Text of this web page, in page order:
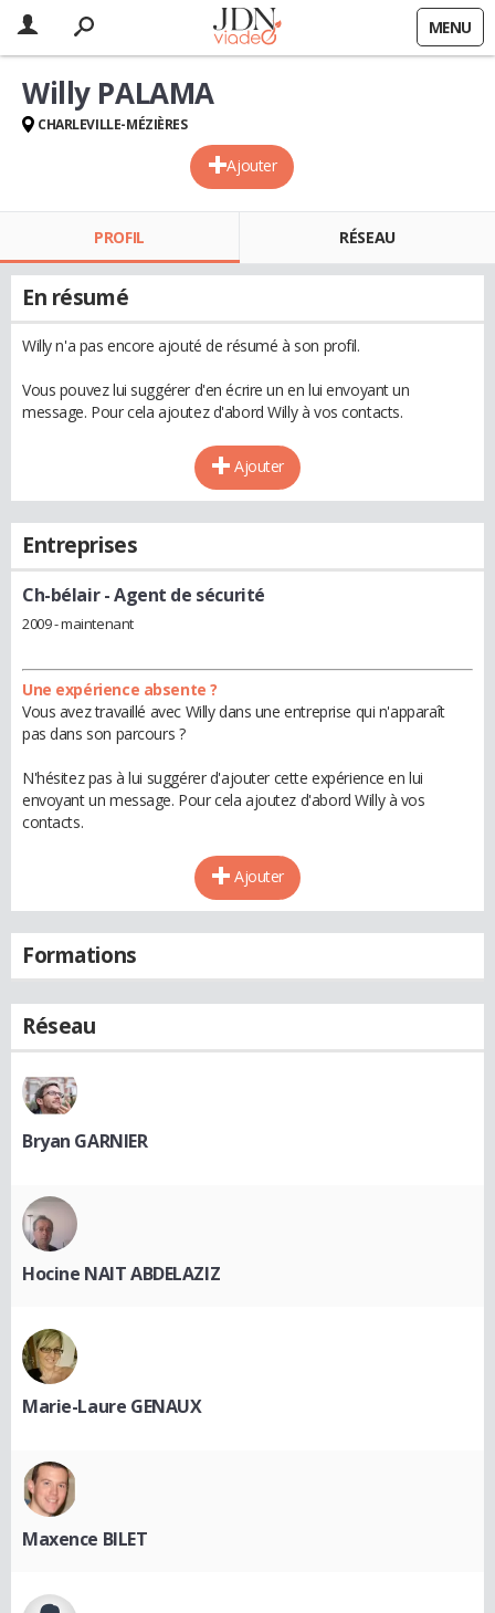
MENU
Ajouter
Willy PALAMA
CHARLEVILLE-MÉZIÈRES
PROFIL RÉSEAU
En résumé
Willy n'a pas encore ajouté de résumé à son profil.
Vous pouvez lui suggérer d'en écrire un en lui envoyant un
message. Pour cela ajoutez d'abord Willy à vos contacts.
Ajouter
Entreprises
Ch-bélair- Agent de sécurité
2009 - maintenant
Une expérience absente ?
Vous avez travaillé avec Willy dans une entreprise qui n'apparaît
pas dans son parcours ?
N'hésitez pas à lui suggérer d'ajouter cette expérience en lui
envoyant un message. Pour cela ajoutez d'abord Willy à vos
contacts.
Ajouter
Formations
Réseau
Bryan GARNIER
Hocine NAIT ABDELAZIZ
Marie-Laure GENAUX
Maxence BILET